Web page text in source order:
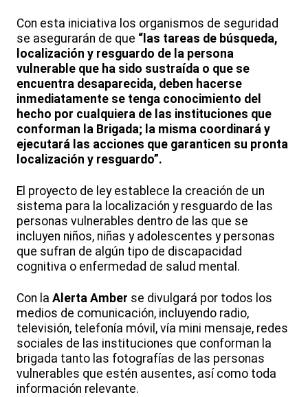
Con esta iniciativa los organismos de seguridad
se asegurarán de que “las tareas de búsqueda,
localización y resguardo de la persona
vulnerable que ha sido sustraída o que se
encuentra desaparecida, deben hacerse
inmediatamente se tenga conocimiento del
hecho por cualquiera de las instituciones que
conforman la Brigada; la misma coordinará y
ejecutará las acciones que garanticen su pronta
localización y resguardo”.
El proyecto de ley establece la creación de un
sistema para la localización y resguardo de las
personas vulnerables dentro de las que se
incluyen niños, niñas y adolescentes y personas
que sufran de algún tipo de discapacidad
cognitiva o enfermedad de salud mental.
Con la Alerta Amber se divulgará por todos los
medios de comunicación, incluyendo radio,
televisión, telefonía móvil, vía mini mensaje, redes
sociales de las instituciones que conforman la
brigada tanto las fotografías de las personas
vulnerables que estén ausentes, así como toda
información relevante.